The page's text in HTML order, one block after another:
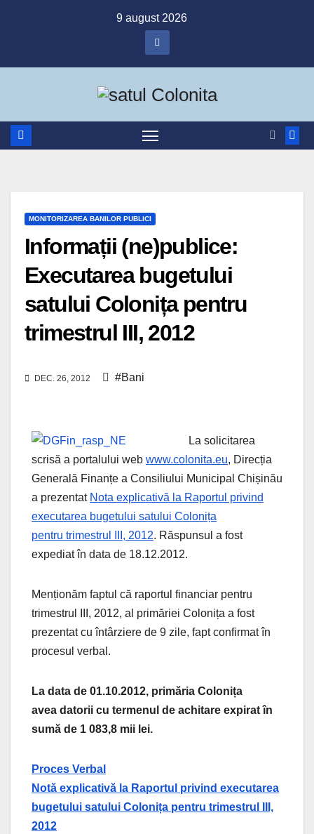
9 august 2026
MONITORIZAREA BANILOR PUBLICI
Informații (ne)publice:
Executarea bugetului
satului Colonița pentru
trimestrul III, 2012
DEC. 26, 2012 #Bani
La solicitarea
scrisă a portalului web www.colonita.eu, Direcția
Generală Finanțe a Consiliului Municipal Chișinău
a prezentat Nota explicativă la Raportul privind
executarea bugetului satului Colonița
pentru trimestrul III, 2012. Răspunsul a fost
expediat în data de 18.12.2012.
Menționăm faptul că raportul financiar pentru
trimestrul III, 2012, al primăriei Colonița a fost
prezentat cu întârziere de 9 zile, fapt confirmat în
procesul verbal.
La data de 01.10.2012, primăria Colonița
avea datorii cu termenul de achitare expirat în
sumă de 1 083,8 mii lei.
Proces Verbal
Notă explicativă la Raportul privind executarea
bugetului satului Colonița pentru trimestrul III,
2012